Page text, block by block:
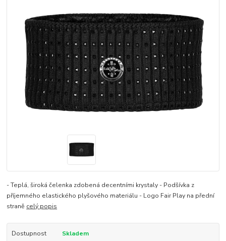
- Teplá, široká čelenka zdobená decentními krystaly - Podšívka z
příjemného elastického plyšového materiálu - Logo Fair Play na přední
straně celý popis
Dostupnost Skladem